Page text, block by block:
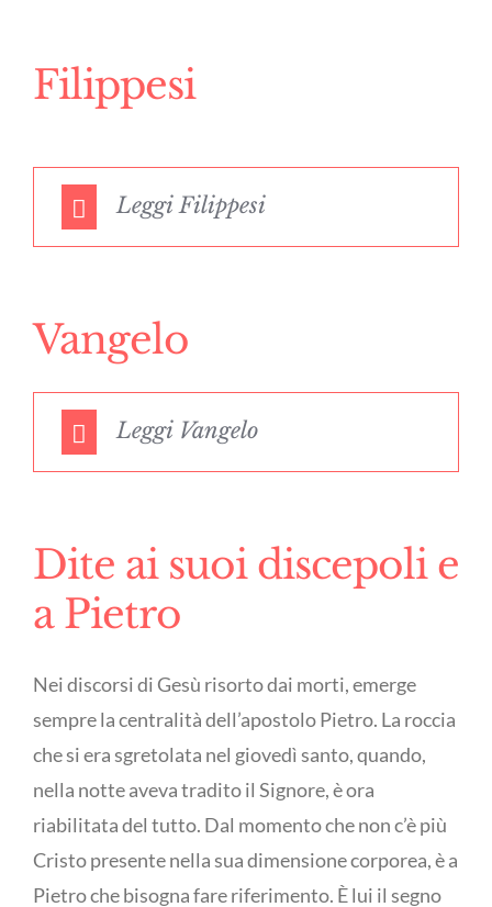
Filippesi
Leggi Filippesi
Vangelo
Leggi Vangelo
Dite ai suoi discepoli e
a Pietro
Nei discorsi di Gesù risorto dai morti, emerge
sempre la centralità dell’apostolo Pietro. La roccia
che si era sgretolata nel giovedì santo, quando,
nella notte aveva tradito il Signore, è ora
riabilitata del tutto. Dal momento che non c’è più
Cristo presente nella sua dimensione corporea, è a
Pietro che bisogna fare riferimento. È lui il segno